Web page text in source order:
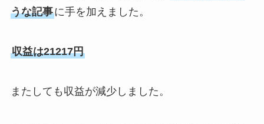
うな記事に手を加えました。
収益は21217円
またしても 収益が減少しました。